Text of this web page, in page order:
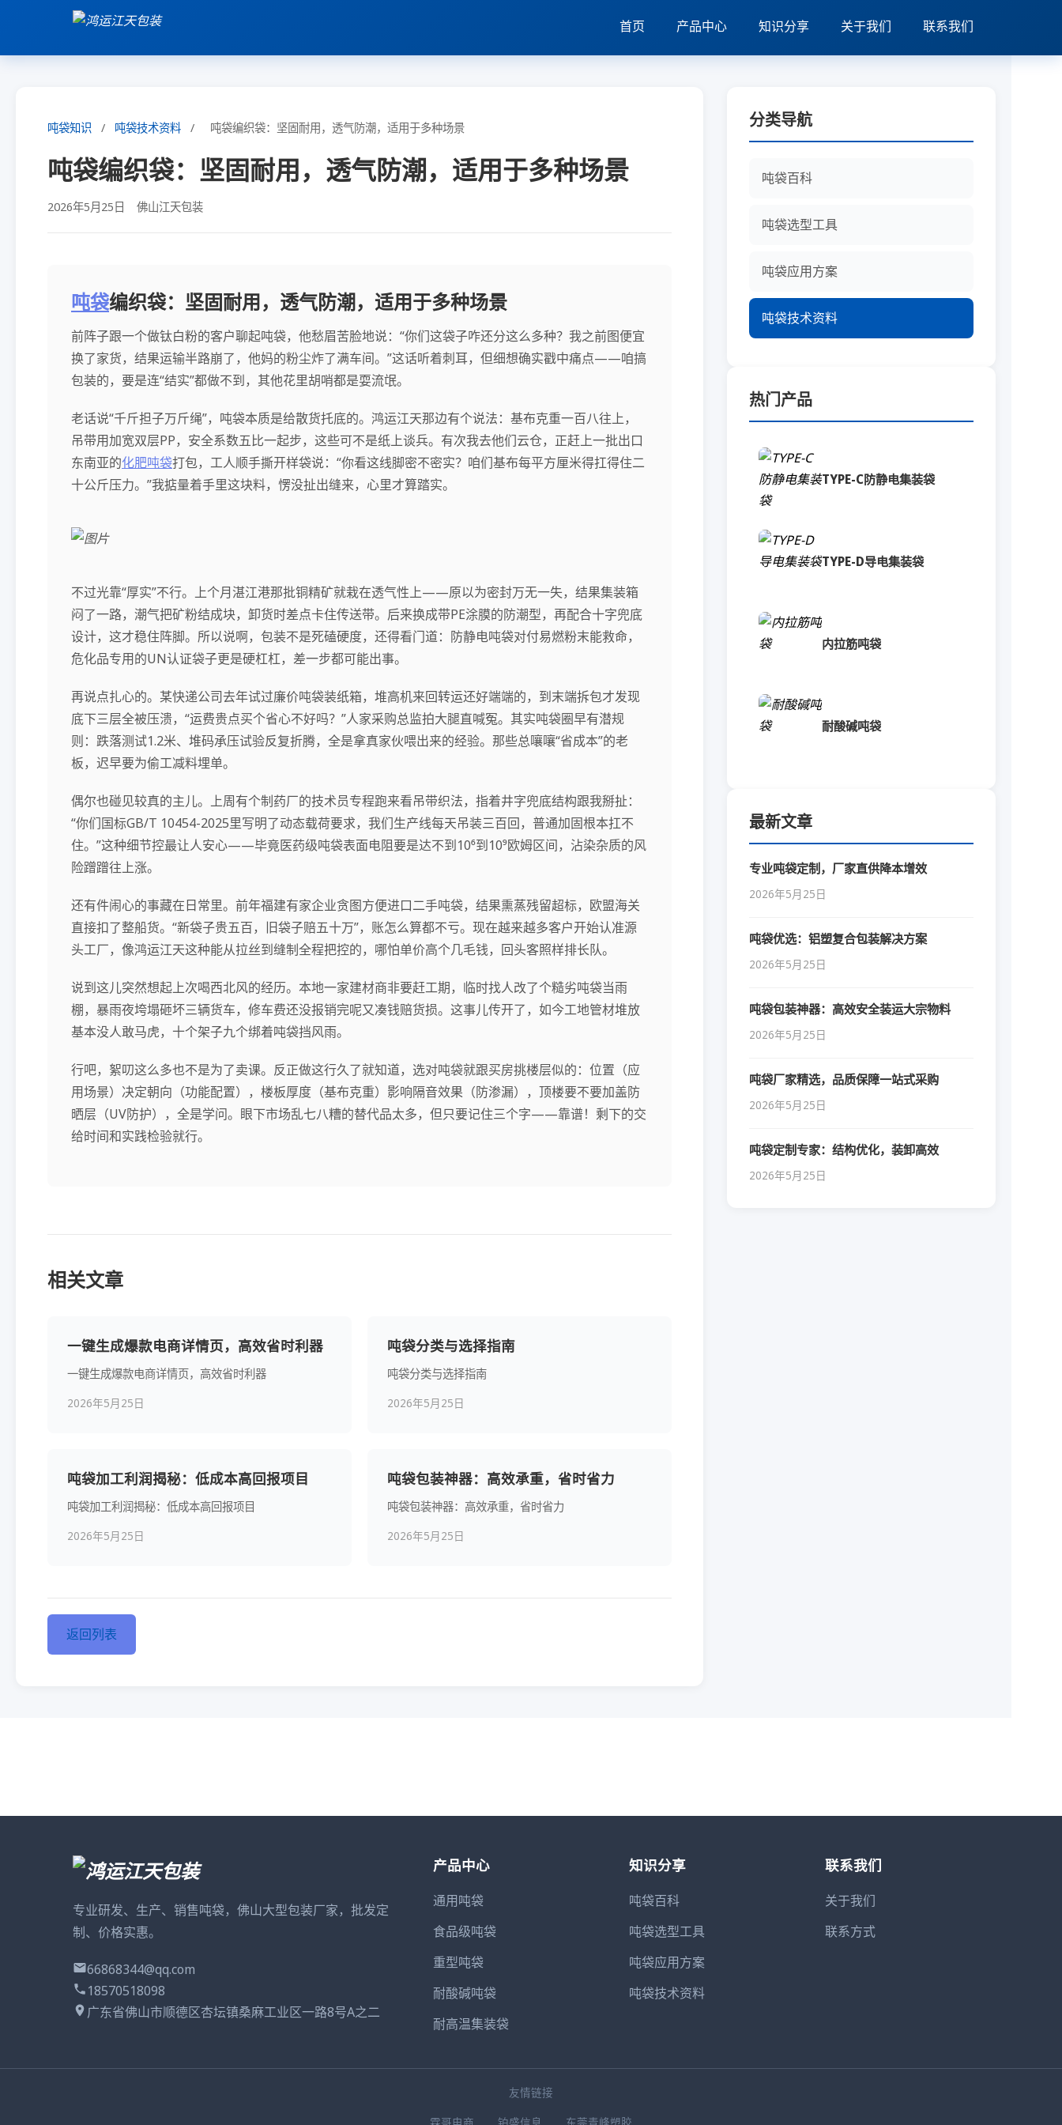
首页 产品中心 知识分享 关于我们 联系我们
吨袋知识 / 吨袋技术资料 / 吨袋编织袋：坚固耐用，透气防潮，适用于多种场景
吨袋编织袋：坚固耐用，透气防潮，适用于多种场景
2026年5月25日 佛山江天包装
吨袋编织袋：坚固耐用，透气防潮，适用于多种场景
前阵子跟一个做钛白粉的客户聊起吨袋，他愁眉苦脸地说：“你们这袋子咋还分这么多种？我之前图便宜
换了家货，结果运输半路崩了，他妈的粉尘炸了满车间。”这话听着刺耳，但细想确实戳中痛点——咱搞
包装的，要是连“结实”都做不到，其他花里胡哨都是耍流氓。
老话说“千斤担子万斤绳”，吨袋本质是给散货托底的。鸿运江天那边有个说法：基布克重一百八往上，
吊带用加宽双层PP，安全系数五比一起步，这些可不是纸上谈兵。有次我去他们云仓，正赶上一批出口
东南亚的化肥吨袋打包，工人顺手撕开样袋说：“你看这线脚密不密实？咱们基布每平方厘米得扛得住二
十公斤压力。”我掂量着手里这块料，愣没扯出缝来，心里才算踏实。
不过光靠“厚实”不行。上个月湛江港那批铜精矿就栽在透气性上——原以为密封万无一失，结果集装箱
闷了一路，潮气把矿粉结成块，卸货时差点卡住传送带。后来换成带PE涂膜的防潮型，再配合十字兜底
设计，这才稳住阵脚。所以说啊，包装不是死磕硬度，还得看门道：防静电吨袋对付易燃粉末能救命，
危化品专用的UN认证袋子更是硬杠杠，差一步都可能出事。
再说点扎心的。某快递公司去年试过廉价吨袋装纸箱，堆高机来回转运还好端端的，到末端拆包才发现
底下三层全被压溃，“运费贵点买个省心不好吗？”人家采购总监拍大腿直喊冤。其实吨袋圈早有潜规
则：跌落测试1.2米、堆码承压试验反复折腾，全是拿真家伙喂出来的经验。那些总嚷嚷“省成本”的老
板，迟早要为偷工减料埋单。
偶尔也碰见较真的主儿。上周有个制药厂的技术员专程跑来看吊带织法，指着井字兜底结构跟我掰扯：
“你们国标GB/T 10454-2025里写明了动态载荷要求，我们生产线每天吊装三百回，普通加固根本扛不
住。”这种细节控最让人安心——毕竟医药级吨袋表面电阻要是达不到10⁶到10⁹欧姆区间，沾染杂质的风
险蹭蹭往上涨。
还有件闹心的事藏在日常里。前年福建有家企业贪图方便进口二手吨袋，结果熏蒸残留超标，欧盟海关
直接扣了整船货。“新袋子贵五百，旧袋子赔五十万”，账怎么算都不亏。现在越来越多客户开始认准源
头工厂，像鸿运江天这种能从拉丝到缝制全程把控的，哪怕单价高个几毛钱，回头客照样排长队。
说到这儿突然想起上次喝西北风的经历。本地一家建材商非要赶工期，临时找人改了个糙劣吨袋当雨
棚，暴雨夜垮塌砸坏三辆货车，修车费还没报销完呢又凑钱赔货损。这事儿传开了，如今工地管材堆放
基本没人敢马虎，十个架子九个绑着吨袋挡风雨。
行吧，絮叨这么多也不是为了卖课。反正做这行久了就知道，选对吨袋就跟买房挑楼层似的：位置（应
用场景）决定朝向（功能配置），楼板厚度（基布克重）影响隔音效果（防渗漏），顶楼要不要加盖防
晒层（UV防护），全是学问。眼下市场乱七八糟的替代品太多，但只要记住三个字——靠谱！剩下的交
给时间和实践检验就行。
相关文章
一键生成爆款电商详情页，高效省时利器
一键生成爆款电商详情页，高效省时利器
2026年5月25日
吨袋分类与选择指南
吨袋分类与选择指南
2026年5月25日
吨袋加工利润揭秘：低成本高回报项目
吨袋加工利润揭秘：低成本高回报项目
2026年5月25日
吨袋包装神器：高效承重，省时省力
吨袋包装神器：高效承重，省时省力
2026年5月25日
返回列表
分类导航
吨袋百科
吨袋选型工具
吨袋应用方案
吨袋技术资料
热门产品
TYPE-C防静电集装袋
TYPE-D导电集装袋
内拉筋吨袋
耐酸碱吨袋
最新文章
专业吨袋定制，厂家直供降本增效
2026年5月25日
吨袋优选：铝塑复合包装解决方案
2026年5月25日
吨袋包装神器：高效安全装运大宗物料
2026年5月25日
吨袋厂家精选，品质保障一站式采购
2026年5月25日
吨袋定制专家：结构优化，装卸高效
2026年5月25日
专业研发、生产、销售吨袋，佛山大型包装厂家，批发定
制、价格实惠。
66868344@qq.com
18570518098
广东省佛山市顺德区杏坛镇桑麻工业区一路8号A之二
产品中心
通用吨袋
食品级吨袋
重型吨袋
耐酸碱吨袋
耐高温集装袋
知识分享
吨袋百科
吨袋选型工具
吨袋应用方案
吨袋技术资料
联系我们
关于我们
联系方式
友情链接